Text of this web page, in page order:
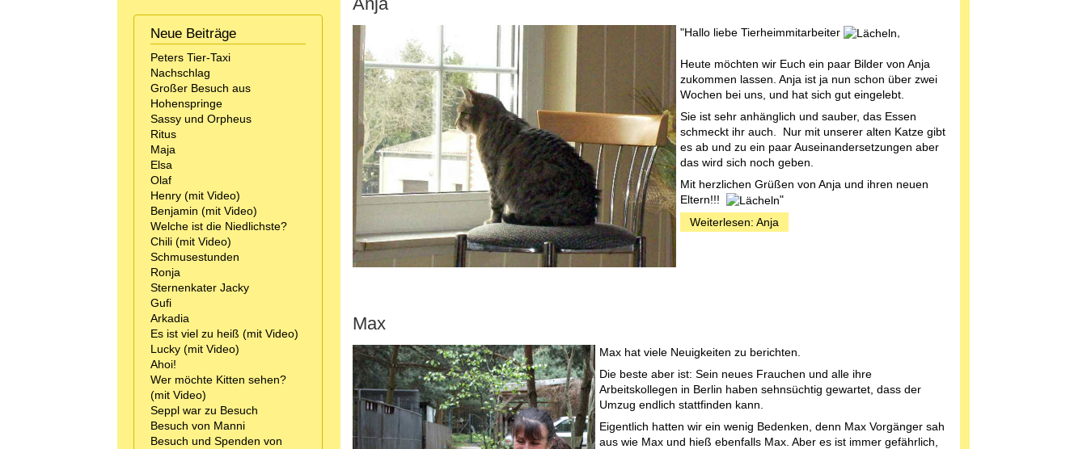
Neue Beiträge
Peters Tier-Taxi
Nachschlag
Großer Besuch aus
Hohenspringe
Sassy und Orpheus
Ritus
Maja
Elsa
Olaf
Henry (mit Video)
Benjamin (mit Video)
Welche ist die Niedlichste?
Chili (mit Video)
Schmusestunden
Ronja
Sternenkater Jacky
Gufi
Arkadia
Es ist viel zu heiß (mit Video)
Lucky (mit Video)
Ahoi!
Wer möchte Kitten sehen?
(mit Video)
Seppl war zu Besuch
Besuch von Manni
Besuch und Spenden von
"Hallo liebe Tierheimmitarbeiter
Heute möchten wir Euch ein paar Bilder von Anja
zukommen lassen. Anja ist ja nun schon über zwei
Wochen bei uns, und hat sich gut eingelebt.
Sie ist sehr anhänglich und sauber, das Essen
schmeckt ihr auch. Nur mit unserer alten Katze gibt
es ab und zu ein paar Auseinandersetzungen aber
das wird sich noch geben.
Mit herzlichen Grüßen von Anja und ihren neuen
Eltern!!!
"
Weiterlesen: Anja
Max
Max hat viele Neuigkeiten zu berichten.
Die beste aber ist: Sein neues Frauchen und alle ihre
Arbeitskollegen in Berlin haben sehnsüchtig gewartet, dass der
Umzug endlich stattfinden kann.
Eigentlich hatten wir ein wenig Bedenken, denn Max Vorgänger sah
aus wie Max und hieß ebenfalls Max. Aber es ist immer gefährlich,